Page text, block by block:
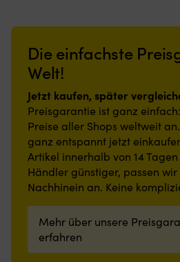
Die einfachste
Welt!
Jetzt kaufen, später
Preisgarantie ist ganz
Preise aller Shops weltweit
ganz entspannt jetzt
Artikel innerhalb von 14
Händler günstiger, passen wir
Nachhinein an. Keine
Mehr über unsere
erfahren